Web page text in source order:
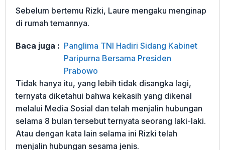
Sebelum bertemu Rizki, Laure mengaku menginap
di rumah temannya.
Baca juga : Panglima TNI Hadiri Sidang Kabinet
Paripurna Bersama Presiden
Prabowo
Tidak hanya itu, yang lebih tidak disangka lagi,
ternyata diketahui bahwa kekasih yang dikenal
melalui Media Sosial dan telah menjalin hubungan
selama 8 bulan tersebut ternyata seorang laki-laki.
Atau dengan kata lain selama ini Rizki telah
menjalin hubungan sesama jenis.